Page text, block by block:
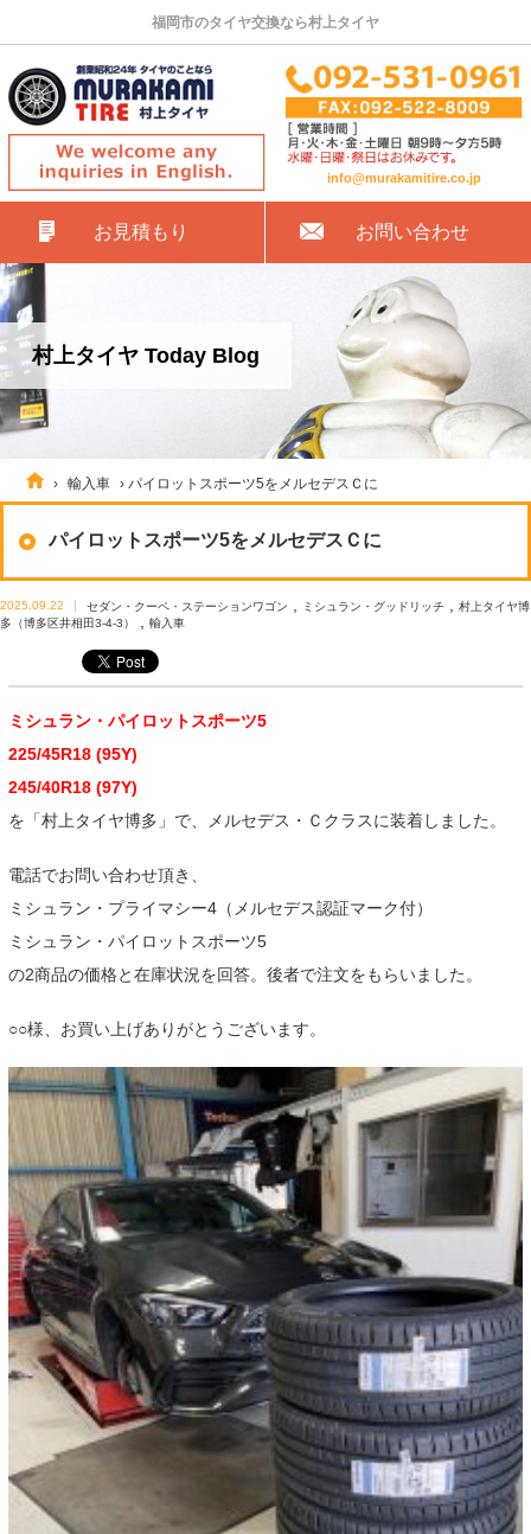
福岡市のタイヤ交換なら村上タイヤ
info@murakamitire.co.jp
お見積もり お問い合わせ
村上タイヤ Today Blog
› 輸入車 ›パイロットスポーツ5をメルセデスＣに
パイロットスポーツ5をメルセデスＣに
2025.09.22 セダン・クーペ・ステーションワゴン ミシュラン・グッドリッチ,
村上タイヤ博
多（博多区井相田3-4-3）
輸入車
ミシュラン・パイロットスポーツ5
225/45R18 (95Y)
245/40R18 (97Y)
を「村上タイヤ博多」で、メルセデス・Ｃクラスに装着しました。
電話でお問い合わせ頂き、
ミシュラン・プライマシー4（メルセデス認証マーク付）
ミシュラン・パイロットスポーツ5
の2商品の価格と在庫状況を回答。後者で注文をもらいました。
○○様、お買い上げありがとうございます。